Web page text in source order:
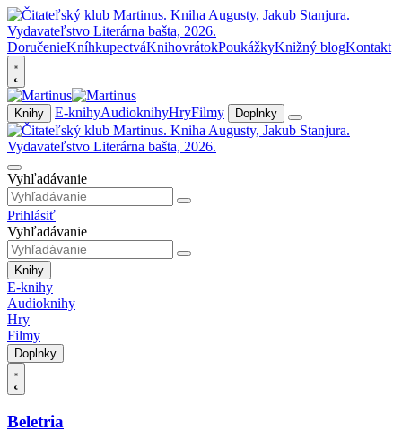
DoručenieKníhkupectváKnihovrátokPoukážkyKnižný blogKontakt
Knihy E-knihyAudioknihyHryFilmy Doplnky
Vyhľadávanie
Prihlásiť
Vyhľadávanie
Knihy
E-knihy
Audioknihy
Hry
Filmy
Doplnky
Beletria